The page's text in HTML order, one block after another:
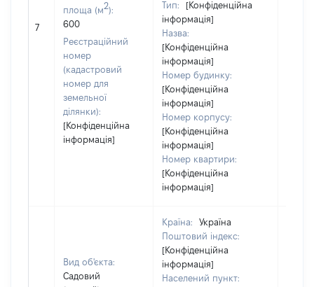
7
площа (м2):
600
Реєстраційний
номер
(кадастровий
номер для
земельної
ділянки):
[Конфіденційна
інформація]
Тип:
[Конфіденційна
інформація]
Назва:
[Конфіденційна
інформація]
Номер будинку:
[Конфіденційна
інформація]
Номер корпусу:
[Конфіденційна
інформація]
Номер квартири:
[Конфіденційна
інформація]
Вид об'єкта:
Садовий
Країна:
Україна
Поштовий індекс:
[Конфіденційна
інформація]
Населений пункт: